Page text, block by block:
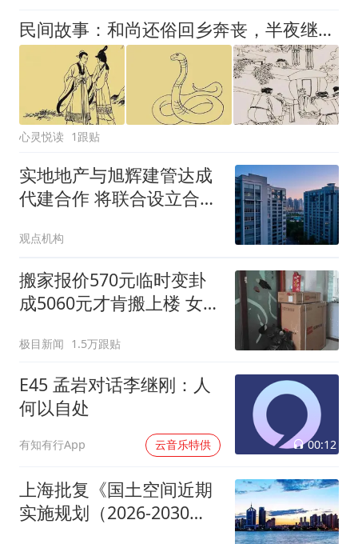
民间故事：和尚还俗回乡奔丧，半夜继母溜进房间，青蛇救和尚一命
心灵悦读 1跟贴
实地地产与旭辉建管达成
代建合作 将联合设立合资
观点机构
搬家报价570元临时变卦
成5060元才肯搬上楼 女子
极目新闻 1.5万跟贴
E45 孟岩对话李继刚：人
何以自处
有知有行App 云音乐特供 00:12
上海批复《国土空间近期
实施规划（2026-2030